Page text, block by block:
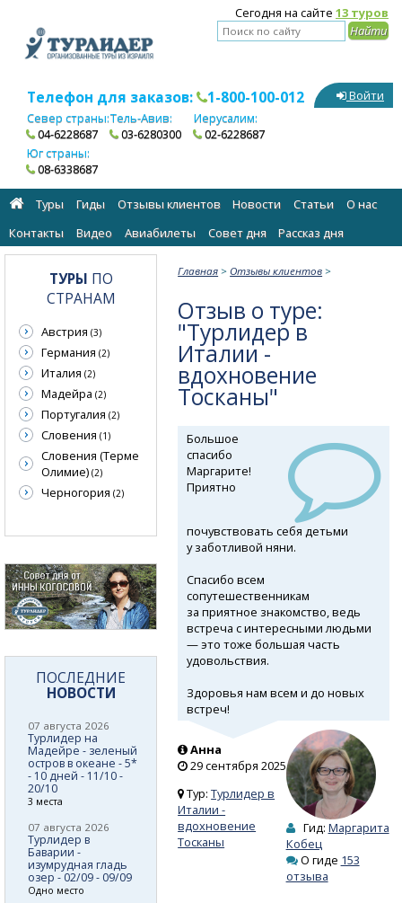
Сегодня на сайте 13 туров
Телефон для заказов: 1-800-100-012
Север страны:
04-6228687
Тель-Авив:
03-6280300
Иерусалим:
02-6228687
Юг страны:
08-6338687
Войти
Туры Гиды Отзывы клиентов Новости Статьи
О нас
Контакты
Видео Авиабилеты Cовет дня Рассказ дня
Главная > Отзывы клиентов >
Отзыв о туре:
"Турлидер в
Италии -
вдохновение
Тосканы"
Большое
спасибо
Маргарите!
Приятно
почувствовать себя детьми
у заботливой няни.
Спасибо всем
сопутешественникам
за приятное знакомство, ведь
встреча с интересными людьми
— это тоже большая часть
удовольствия.
Здоровья нам всем и до новых
встреч!
Анна
29 сентября 2025
Тур:Турлидер в
Италии -
вдохновение
Тосканы
Гид: Маргарита
Кобец
О гиде 153
отзыва
ТУРЫ ПО
СТРАНАМ
Австрия (3)
Германия (2)
Италия (2)
Мадейра (2)
Португалия (2)
Словения (1)
Словения (Терме
Олимие) (2)
Черногория (2)
ПОСЛЕДНИЕ
НОВОСТИ
07 августа 2026
Турлидер на
Мадейре - зеленый
остров в океане - 5*
- 10 дней - 11/10 -
20/10
3 места
07 августа 2026
Турлидер в
Баварии -
изумрудная гладь
озер - 02/09 - 09/09
Одно место